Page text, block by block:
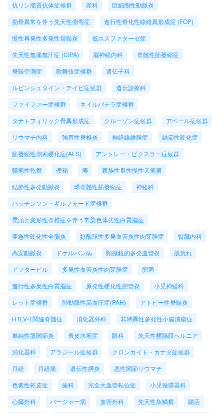
抗リン脂質抗体症候群
産科
巨細胞性動脈炎
肋骨異常を伴う先天性側弯症
進行性骨化性線維異形成症 (FOP)
慢性再発性多発性骨髄炎
低ホスファターゼ症
先天性無痛無汗症 (CIPA)
脳神経内科
脊髄性筋萎縮症
脊髄空洞症
歌舞伎症候群
遺伝子科
ルビンシュタイン・テイビ症候群
遺伝診療科
ファイファー症候群
ネイルパテラ症候群
タナトフォリック骨異形成症
クルーゾン症候群
アペール症候群
リウマチ内科
強直性脊椎炎 神経線維腫症
結節性硬化症
筋萎縮性側索硬化症(ALS)
アントレー・ビクスラー症候群
膿疱性乾癬
便秘 痔
家族性良性慢性天疱瘡
結節性多発動脈炎
球脊髄性筋萎縮症
神経科
ハッチンソン・ギルフォード症候群
禿頭と変形性脊椎症を伴う常染色体劣性白質脳症
亜急性硬化性全脳炎
好酸球性多発血管炎性肉芽腫症
腎臓内科
高安動脈炎
ドケルバン病 顕微鏡的多発血管炎
肌荒れ
アフターピル
多発性血管炎性肉芽腫症
肥満
進行性多巣性白質脳症
原発性硬化性胆管炎
小児神経科
レット症候群
肺動脈性高血圧症(PAH)
アトピー性脊髄炎
HTLV-1関連脊髄症
消化器外科
非特異性多発性小腸潰瘍症
単純性股関節炎
表皮水疱症 眼科
先天性横隔膜ヘルニア
消化器科
アラジール症候群
クロンカイト・カナダ症候群
月経
月経痛 遺伝性膵炎
悪性関節リウマチ
色素性乾皮症
歯科 完全大血管転位症
小児循環器科
心臓外科
バージャー病 血管外科 先天性魚鱗癬
腸活